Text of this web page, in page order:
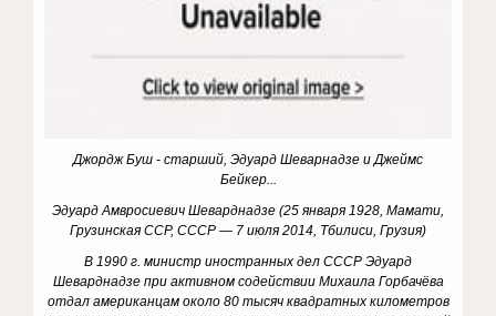
Джордж Буш - старший, Эдуард Шеварнадзе и Джеймс
Бейкер...
Эдуард Амвросиевич Шеварднадзе (25 января 1928, Мамати,
Грузинская ССР, СССР — 7 июля 2014, Тбилиси, Грузия)
В 1990 г. министр иностранных дел СССР Эдуард
Шеварднадзе при активном содействии Михаила Горбачёва
отдал американцам около 80 тысяч квадратных километров